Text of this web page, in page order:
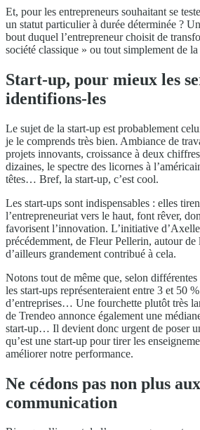
Et, pour les entrepreneurs souhaitant se
un statut particulier à durée déterminée ?
bout duquel l’entrepreneur choisit de
société classique » ou tout simplement de la
Start-up, pour mieux les
identifions-les
Le sujet de la start-up est probablement
je le comprends très bien. Ambiance de
projets innovants, croissance à deux
dizaines, le spectre des licornes à
têtes… Bref, la start-up, c’est cool.
Les start-ups sont indispensables : elles
l’entrepreneuriat vers le haut, font rêver,
favorisent l’innovation. L’initiative
précédemment, de Fleur Pellerin, autour de
d’ailleurs grandement contribué à cela.
Notons tout de même que, selon
les start-ups représenteraient entre 3 et 50
d’entreprises… Une fourchette plutôt très
de Trendeo annonce également une
start-up… Il devient donc urgent de poser
qu’est une start-up pour tirer les
améliorer notre performance.
Ne cédons pas non plus
communication